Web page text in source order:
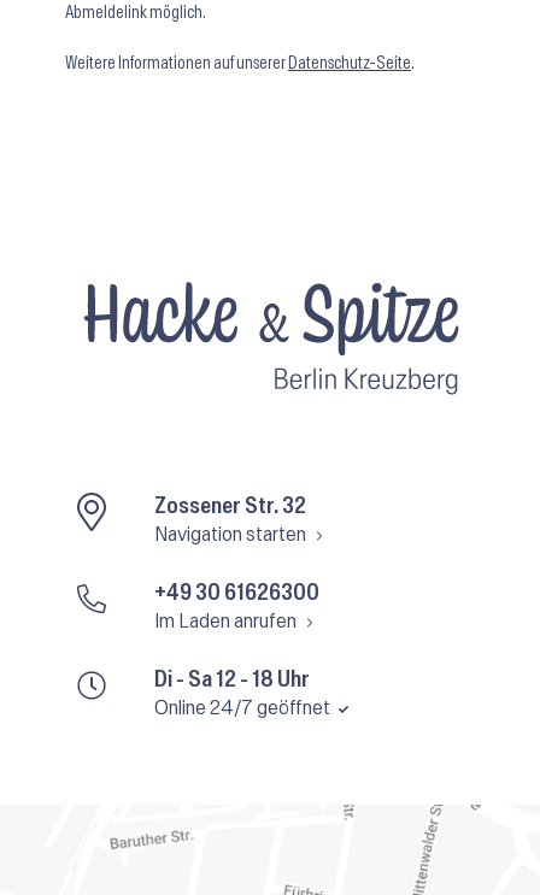
Abmeldelink möglich.
Weitere Informationen auf unserer Datenschutz-Seite.
Di - Sa 12 - 18 Uhr
Online 24/7 geöffnet
Zossener Str. 32
Navigation starten
+49 30 61626300
Im Laden anrufen